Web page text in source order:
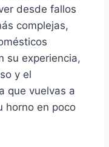
desde fallos
complejas,
su experiencia,
y el
que vuelvas a
horno en poco